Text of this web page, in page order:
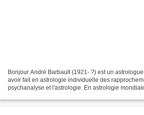
Bonjour André Barbault (1921- ?) est un
avoir fait en astrologie individuelle des
psychanalyse et l'astrologie. En astrologie